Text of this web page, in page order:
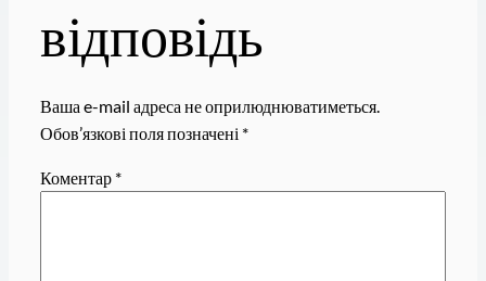
відповідь
Ваша e-mail адреса не оприлюднюватиметься.
Обов’язкові поля позначені *
Коментар *